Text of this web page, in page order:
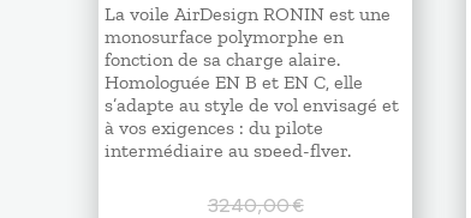
La voile AirDesign RONIN est une
monosurface polymorphe en
fonction de sa charge alaire.
Homologuée EN B et EN C, elle
s’adapte au style de vol envisagé et
à vos exigences : du pilote
intermédiaire au speed-flyer.
3240,00€